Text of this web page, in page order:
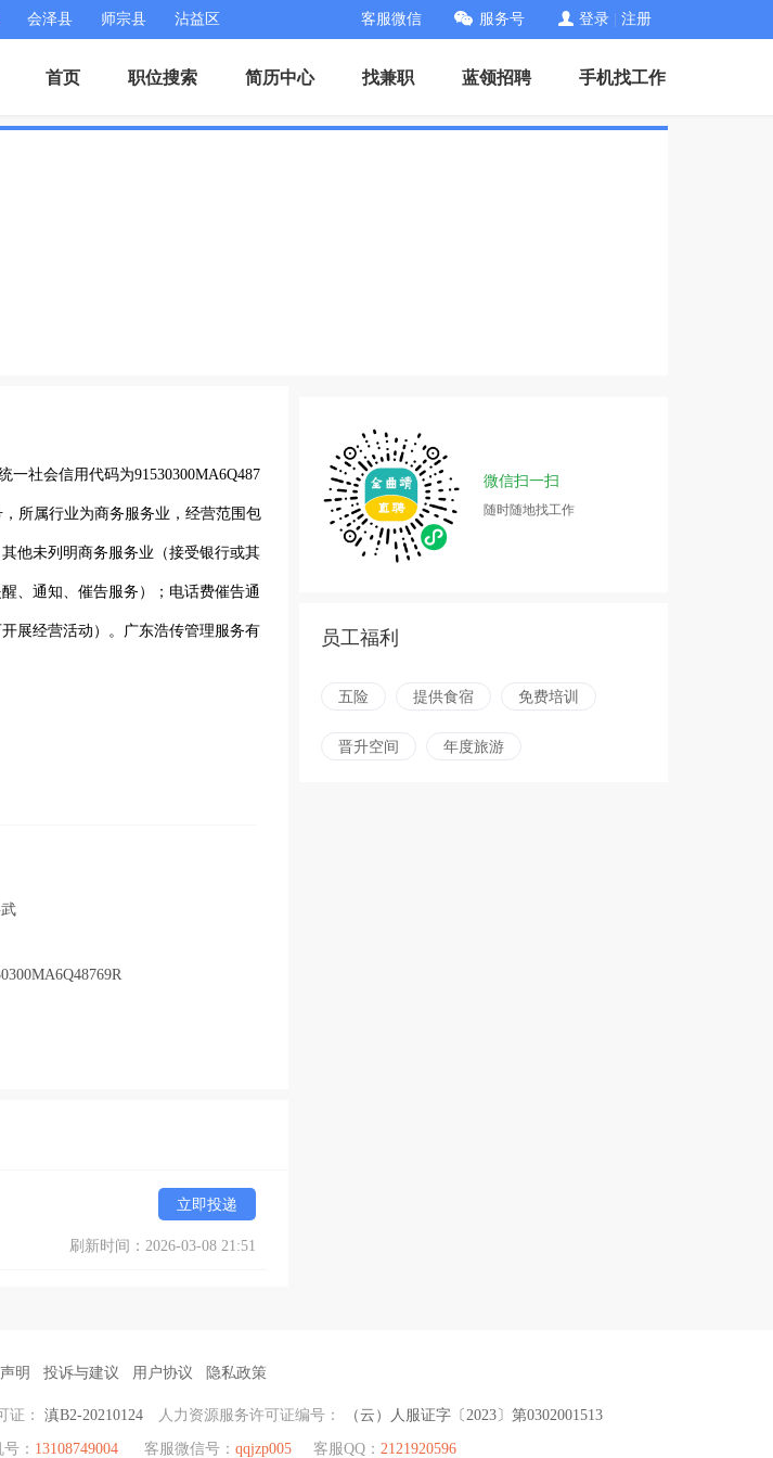
会泽县 师宗县 沾益区 客服微信 服务号 登录 注册
首页 职位搜索 简历中心 找兼职 蓝领招聘 手机找工作
社会信用代码为91530300MA6Q487
所属行业为商务服务业，经营范围包
他未列明商务服务业（接受银行或其
、通知、催告服务）；电话费催告通
展经营活动）。广东浩传管理服务有
立即投递
刷新时间：2026-03-08 21:51
微信扫一扫
随时随地找工作
员工福利
五险 提供食宿 免费培训
晋升空间 年度旅游
明 投诉与建议 用户协议 隐私政策
证： 滇B2-20210124 人力资源服务许可证编号： （云）人服证字〔2023〕第0302001513
： 13108749004 客服微信号： qqjzp005 客服QQ： 2121920596